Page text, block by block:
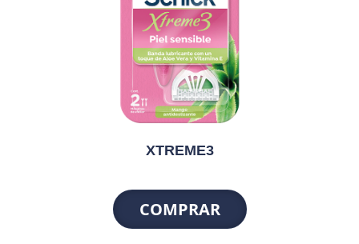
XTREME3
COMPRAR